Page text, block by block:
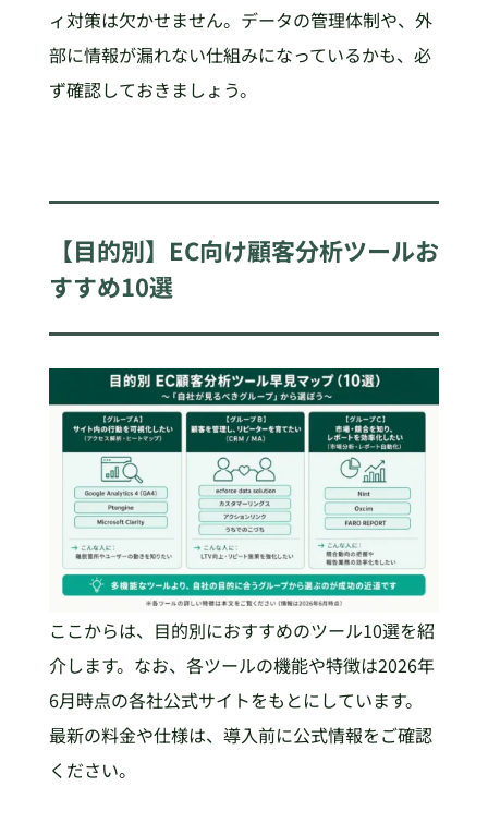
ィ対策は欠かせません。データの管理体制や、外
部に情報が漏れない仕組みになっているかも、必
ず確認しておきましょう。
【目的別】EC向け顧客分析ツールお
すすめ10選
ここからは、目的別におすすめのツール10選を紹
介します。なお、各ツールの機能や特徴は2026年
6月時点の各社公式サイトをもとにしています。
最新の料金や仕様は、導入前に公式情報をご確認
ください。